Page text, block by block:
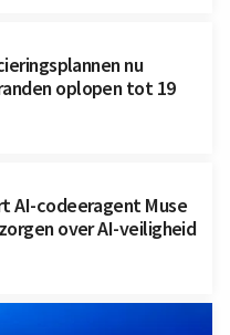
nu
oplopen tot 19
AI-codeeragent Muse
over AI-veiligheid